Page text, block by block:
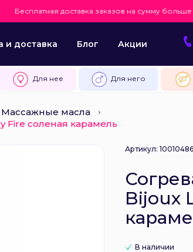
Бесплатная доставка заказов на сумму
и доставка Блог Акции
Для нее Для него
Массажные масла
Fire соленая карамель
Артикул: 10010486
Bijoux
В наличии